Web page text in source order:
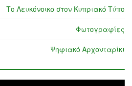
Το Λευκόνοικο στον Κυπριακό Τύπο
Φωτογραφίες
Ψηφιακό Αρχονταρίκι